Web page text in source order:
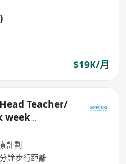
$19K/月
Teacher/
week
& Sunday)
計劃
鐘步行距離